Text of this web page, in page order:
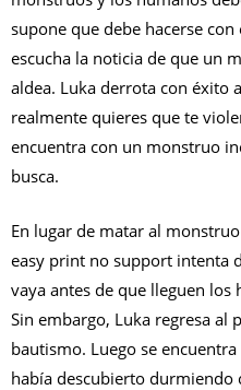
supone que debe hacerse
escucha la noticia de que un
aldea. Luka derrota con éxito
realmente quieres que te
encuentra con un monstruo
busca.
En lugar de matar al
easy print no support intenta
vaya antes de que lleguen los
Sin embargo, Luka regresa al
bautismo. Luego se
había descubierto